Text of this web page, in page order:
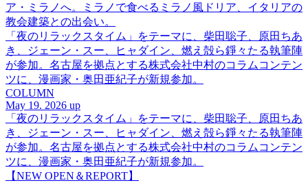
ア・ミラノへ。ミラノで食べるミラノ風ドリア、イタリアの
教会建築との出会い。
「夜のリラックスタイム」をテーマに、柴田聡子、原田ちあ
き、ジェーン・スー、ヒャダイン、燃え殻ら錚々たる執筆陣
が参加。名古屋を拠点とする株式会社中村のコラムコンテン
ツに、漫画家・奥田亜紀子が新規参加。
COLUMN
May 19. 2026 up
「夜のリラックスタイム」をテーマに、柴田聡子、原田ちあ
き、ジェーン・スー、ヒャダイン、燃え殻ら錚々たる執筆陣
が参加。名古屋を拠点とする株式会社中村のコラムコンテン
ツに、漫画家・奥田亜紀子が新規参加。
【NEW OPEN＆REPORT】